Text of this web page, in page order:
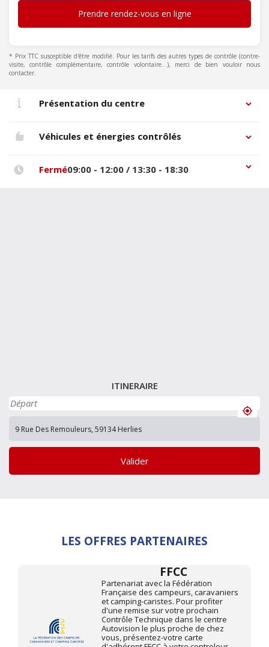
Prendre rendez-vous en ligne
* Prix TTC susceptible d'être modifié. Pour les tarifs des autres types de contrôle (contre-
visite, contrôle complémentaire, contrôle volontaire...), merci de bien vouloir nous
contacter.
Présentation du centre
Véhicules et énergies contrôlés
Fermé09:00 - 12:00 / 13:30 - 18:30
ITINERAIRE
Valider
LES OFFRES PARTENAIRES
FFCC
Partenariat avec la Fédération
Française des campeurs, caravaniers
et camping-caristes. Pour profiter
d'une remise sur votre prochain
Contrôle Technique dans le centre
Autovision le plus proche de chez
vous, présentez-votre carte